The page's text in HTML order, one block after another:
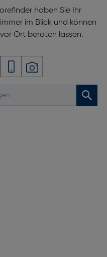
haben Sie Ihr
im Blick und können
Ort beraten lassen.